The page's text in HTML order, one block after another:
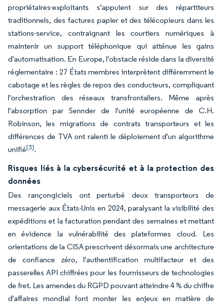
propriétaires-exploitants s'appuient sur des répartiteurs
traditionnels, des factures papier et des télécopieurs dans les
stations-service, contraignant les courtiers numériques à
maintenir un support téléphonique qui atténue les gains
d'automatisation. En Europe, l'obstacle réside dans la diversité
réglementaire : 27 États membres interprètent différemment le
cabotage et les règles de repos des conducteurs, compliquant
l'orchestration des réseaux transfrontaliers. Même après
l'absorption par Sennder de l'unité européenne de C.H.
Robinson, les migrations de contrats transporteurs et les
différences de TVA ont ralenti le déploiement d'un algorithme
unifié[3].
Risques liés à la cybersécurité et à la protection des
données
Des rançongiciels ont perturbé deux transporteurs de
messagerie aux États-Unis en 2024, paralysant la visibilité des
expéditions et la facturation pendant des semaines et mettant
en évidence la vulnérabilité des plateformes cloud. Les
orientations de la CISA prescrivent désormais une architecture
de confiance zéro, l'authentification multifacteur et des
passerelles API chiffrées pour les fournisseurs de technologies
de fret. Les amendes du RGPD pouvant atteindre 4 % du chiffre
d'affaires mondial font monter les enjeux en matière de